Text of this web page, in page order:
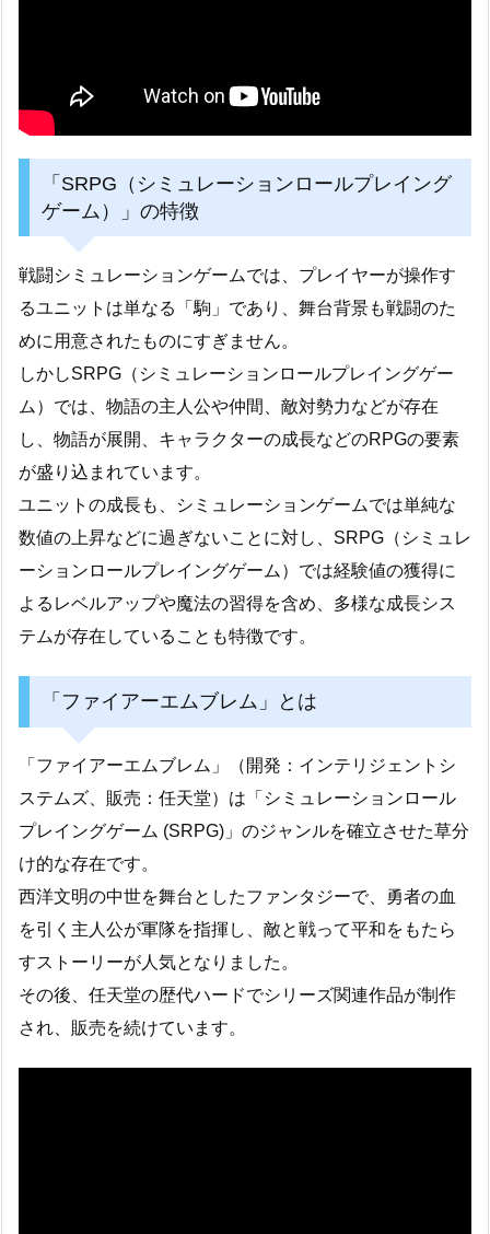
「SRPG（シミュレーションロールプレイング
ゲーム）」の特徴
戦闘シミュレーションゲームでは、プレイヤーが操作す
るユニットは単なる「駒」であり、舞台背景も戦闘のた
めに用意されたものにすぎません。
しかしSRPG（シミュレーションロールプレイングゲー
ム）では、物語の主人公や仲間、敵対勢力などが存在
し、物語が展開、キャラクターの成長などのRPGの要素
が盛り込まれています。
ユニットの成長も、シミュレーションゲームでは単純な
数値の上昇などに過ぎないことに対し、SRPG（シミュレ
ーションロールプレイングゲーム）では経験値の獲得に
よるレベルアップや魔法の習得を含め、多様な成長シス
テムが存在していることも特徴です。
「ファイアーエムブレム」とは
「ファイアーエムブレム」（開発：インテリジェントシ
ステムズ、販売：任天堂）は「シミュレーションロール
プレイングゲーム (SRPG)」のジャンルを確立させた草分
け的な存在です。
西洋文明の中世を舞台としたファンタジーで、勇者の血
を引く主人公が軍隊を指揮し、敵と戦って平和をもたら
すストーリーが人気となりました。
その後、任天堂の歴代ハードでシリーズ関連作品が制作
され、販売を続けています。